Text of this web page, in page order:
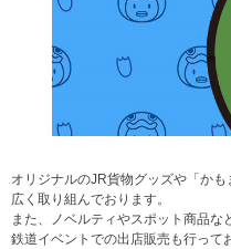
オリジナルのJR貨物グッズや「か
広く取り組んでおります。
また、ノベルティやスポット商品な
鉄道イベントでの出店販売も行って